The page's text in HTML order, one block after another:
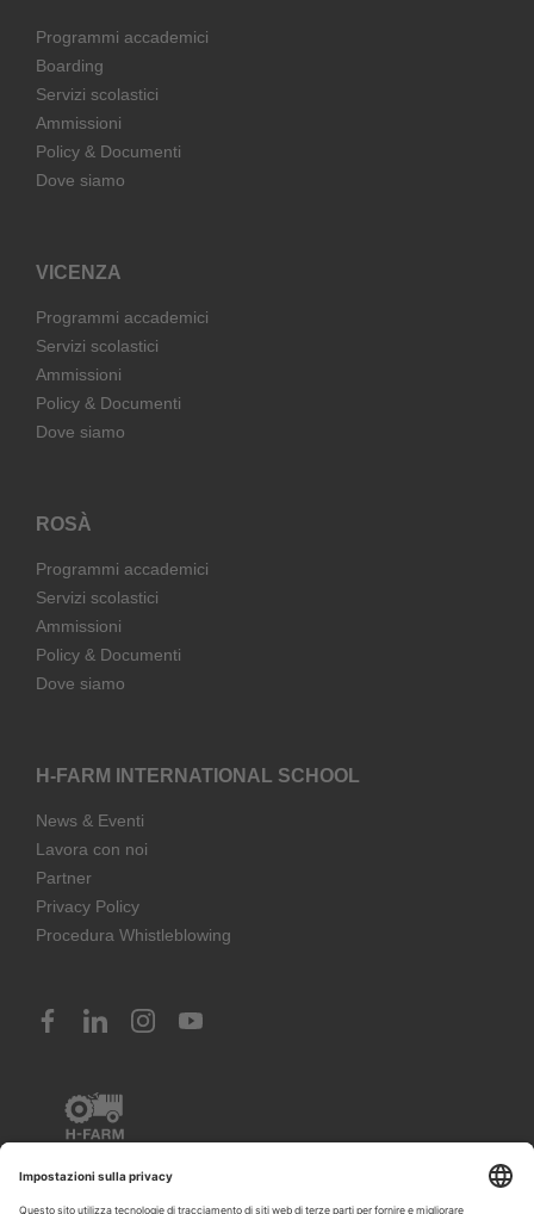
Programmi accademici
Boarding
Servizi scolastici
Ammissioni
Policy & Documenti
Dove siamo
VICENZA
Programmi accademici
Servizi scolastici
Ammissioni
Policy & Documenti
Dove siamo
ROSÀ
Programmi accademici
Servizi scolastici
Ammissioni
Policy & Documenti
Dove siamo
H-FARM INTERNATIONAL SCHOOL
News & Eventi
Lavora con noi
Partner
Privacy Policy
Procedura Whistleblowing